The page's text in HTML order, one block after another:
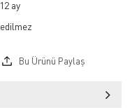
12 ay
Bu Ürünü Paylaş